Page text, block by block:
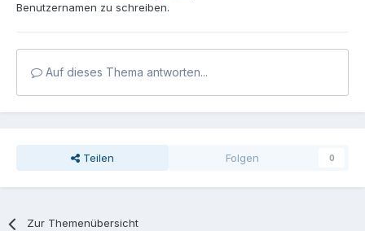
Benutzernamen zu schreiben.
Auf dieses Thema antworten...
Teilen Folgen 0
Zur Themenübersicht